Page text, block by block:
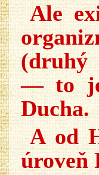
Ale
(druhý
— to je
Ducha.
A od
úroveň